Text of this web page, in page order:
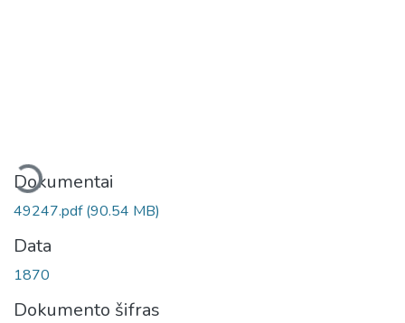
Dokumentai
49247.pdf(90.54 MB)
Data
1870
Dokumento šifras